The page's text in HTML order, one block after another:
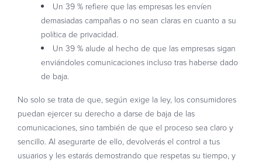
Un 39 % refiere que las empresas les envíen
demasiadas campañas o no sean claras en cuanto a su
política de privacidad.
Un 39 % alude al hecho de que las empresas sigan
enviándoles comunicaciones incluso tras haberse dado
de baja.
No solo se trata de que, según exige la ley, los consumidores
puedan ejercer su derecho a darse de baja de las
comunicaciones, sino también de que el proceso sea claro y
sencillo. Al asegurarte de ello, devolverás el control a tus
usuarios y les estarás demostrando que respetas su tiempo, y